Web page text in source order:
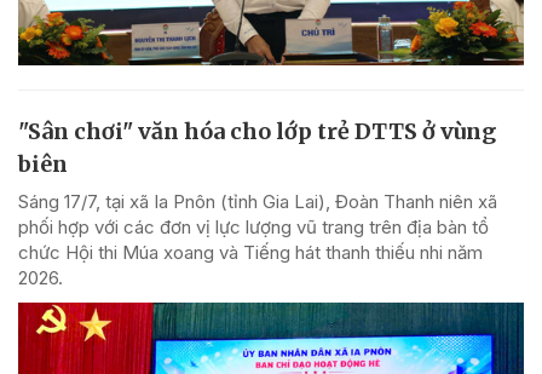
"Sân chơi" văn hóa cho lớp trẻ DTTS ở vùng
biên
Sáng 17/7, tại xã Ia Pnôn (tỉnh Gia Lai), Đoàn Thanh niên xã
phối hợp với các đơn vị lực lượng vũ trang trên địa bàn tổ
chức Hội thi Múa xoang và Tiếng hát thanh thiếu nhi năm
2026.